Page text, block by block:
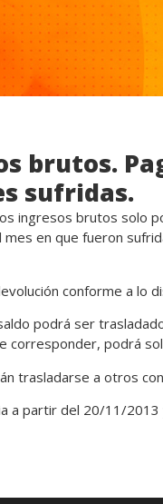
brutos.
sufridas.
ingresos brutos solo
en que fueron
conforme a lo
podrá ser
corresponder, podrá
trasladarse a otros
a partir del 20/11/